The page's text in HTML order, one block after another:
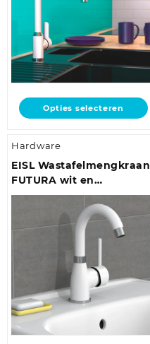
Opties selecteren
Dit
product
meerdere
variaties.
Deze
optie
productpagina
Hardware
EISL Wastafelmengkraan
FUTURA wit en
chroomkleurig